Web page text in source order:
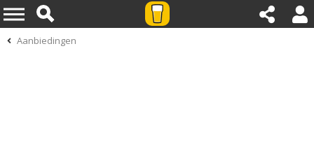
Aanbiedingen